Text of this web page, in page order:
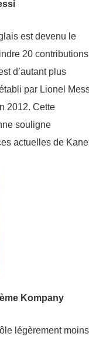
est devenu le
20 contributions
d’autant plus
par Lionel
2012. Cette
souligne
actuelles de
Kompany
légèrement moins